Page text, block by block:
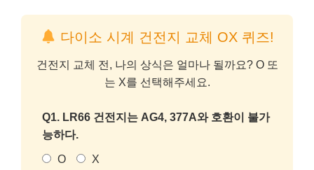
다이소 시계 건전지 교체 OX 퀴즈!
건전지 교체 전, 나의 상식은 얼마나 될까요? O 또
는 X를 선택해주세요.
Q1. LR66 건전지는 AG4, 377A와 호환이 불가
능하다.
O X